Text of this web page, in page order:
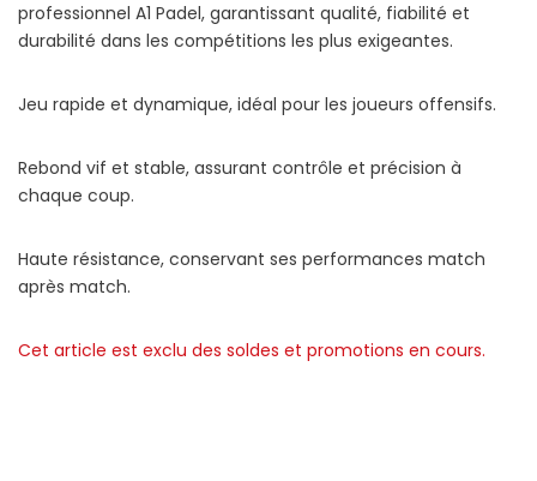
professionnel A1 Padel, garantissant qualité, fiabilité et
durabilité dans les compétitions les plus exigeantes.
Jeu rapide et dynamique, idéal pour les joueurs offensifs.
Rebond vif et stable, assurant contrôle et précision à
chaque coup.
Haute résistance, conservant ses performances match
après match.
Cet article est exclu des soldes et promotions en cours.